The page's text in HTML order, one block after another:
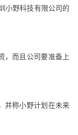
小野科技有限公司的
，而且公司要准备上
并称小野计划在未来